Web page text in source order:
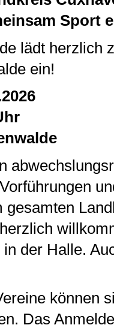
Sport
lädt herzlich
ein!
gesamten
der Halle.
können
Das